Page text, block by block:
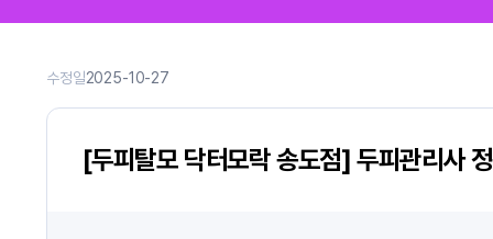
수정일2025-10-27
[두피탈모 닥터모락 송도점] 두피관리사